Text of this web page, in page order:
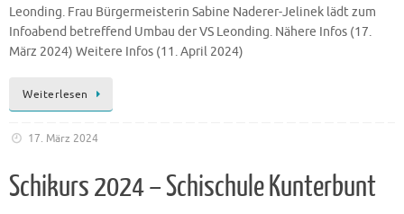
Leonding. Frau Bürgermeisterin Sabine Naderer-Jelinek lädt zum
Infoabend betreffend Umbau der VS Leonding. Nähere Infos (17.
März 2024) Weitere Infos (11. April 2024)
Weiterlesen
17. März 2024
Schikurs 2024 – Schischule Kunterbunt